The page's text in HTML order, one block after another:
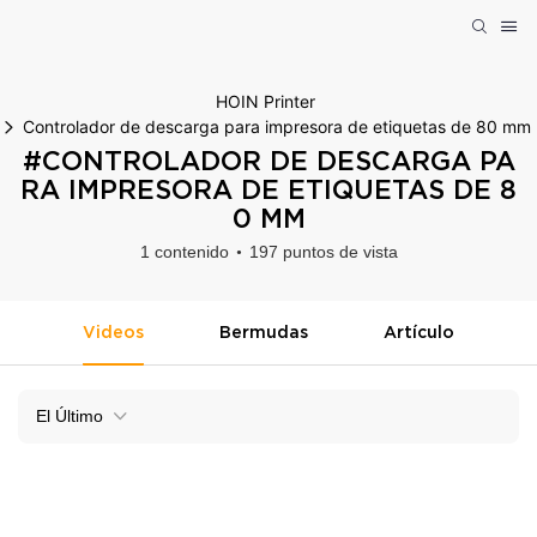
HOIN Printer
Controlador de descarga para impresora de etiquetas de 80 mm
#CONTROLADOR DE DESCARGA PA
RA IMPRESORA DE ETIQUETAS DE 8
0 MM
1 contenido 197 puntos de vista
Videos Bermudas Artículo
El Último